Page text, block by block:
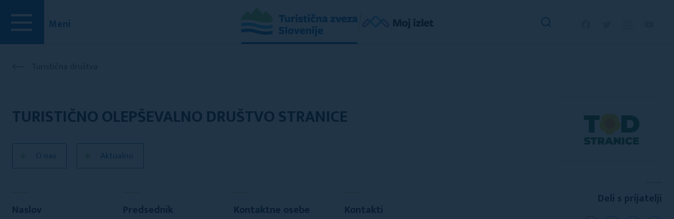
Meni
TURISTIČNO OLEPŠEVALNO DRUŠTVO STRANICE
O nas Aktualno
Naslov Predsednik Kontaktne osebe Kontakti
Deli s prijatelji